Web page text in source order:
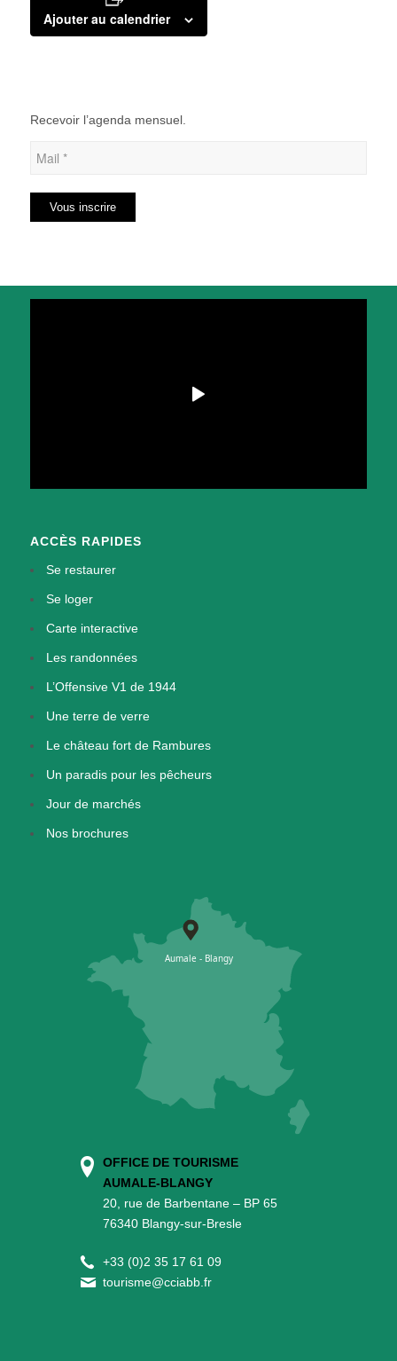
Ajouter au calendrier
Recevoir l’agenda mensuel.
ACCÈS RAPIDES
Se restaurer
Se loger
Carte interactive
Les randonnées
L’Offensive V1 de 1944
Une terre de verre
Le château fort de Rambures
Un paradis pour les pêcheurs
Jour de marchés
Nos brochures
OFFICE DE TOURISME
AUMALE-BLANGY
20, rue de Barbentane – BP 65
76340 Blangy-sur-Bresle
+33 (0)2 35 17 61 09
tourisme@cciabb.fr